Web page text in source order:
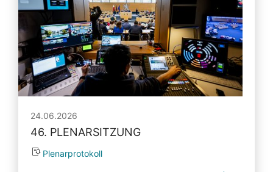
24.06.2026
46. PLENARSITZUNG
Plenarprotokoll